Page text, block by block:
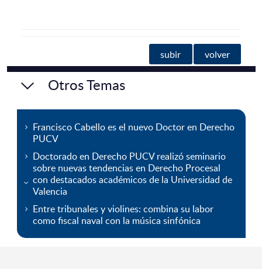
subir volver
Otros Temas
Francisco Cabello es el nuevo Doctor en Derecho
PUCV
Doctorado en Derecho PUCV realizó seminario
sobre nuevas tendencias en Derecho Procesal
con destacados académicos de la Universidad de
Valencia
Entre tribunales y violines: combina su labor
como fiscal naval con la música sinfónica